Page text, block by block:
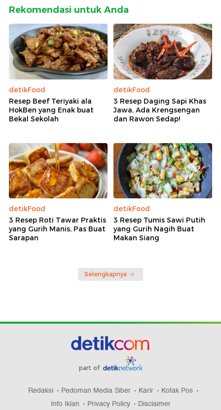
Rekomendasi untuk Anda
detikFood
Resep Beef Teriyaki ala
HokBen yang Enak buat
Bekal Sekolah
detikFood
3 Resep Daging Sapi Khas
Jawa, Ada Krengsengan
dan Rawon Sedap!
detikFood
3 Resep Roti Tawar Praktis
yang Gurih Manis, Pas Buat
Sarapan
detikFood
3 Resep Tumis Sawi Putih
yang Gurih Nagih Buat
Makan Siang
Selengkapnya
part of
Redaksi Pedoman Media Siber Karir
Kotak Pos
Info Iklan
Privacy Policy Disclaimer